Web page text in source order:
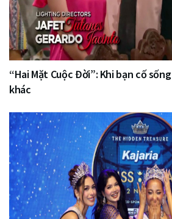
“Hai Mặt Cuộc Đời”: Khi bạn cố
khác